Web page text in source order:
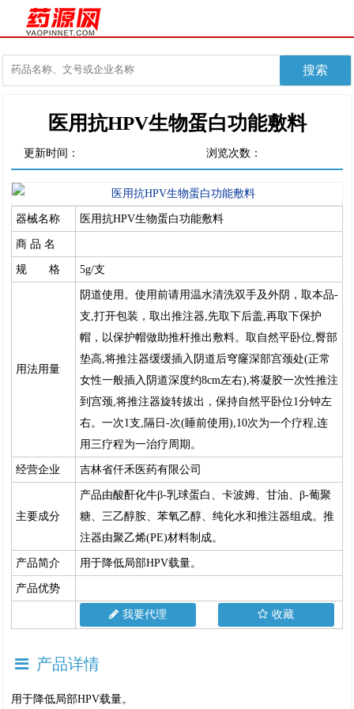
医用抗HPV生物蛋白功能敷料
更新时间： 浏览次数：
器械名称 医用抗HPV生物蛋白功能敷料
商 品 名
规 格 5g/支
用法用量
阴道使用。使用前请用温水清洗双手及外阴，取本品-
支,打开包装，取出推注器,先取下后盖,再取下保护
帽，以保护帽做助推杆推出敷料。取自然平卧位,臀部
垫高,将推注器缓缓插入阴道后穹窿深部宫颈处(正常
女性一般插入阴道深度约8cm左右),将凝胶一次性推注
到宫颈,将推注器旋转拔出，保持自然平卧位1分钟左
右。一次1支,隔日-次(睡前使用),10次为一个疗程,连
用三疗程为一治疗周期。
经营企业 吉林省仟禾医药有限公司
主要成分
产品由酸酐化牛β-乳球蛋白、卡波姆、甘油、β-葡聚
糖、三乙醇胺、苯氧乙醇、纯化水和推注器组成。推
注器由聚乙烯(PE)材料制成。
产品简介 用于降低局部HPV载量。
产品优势
我要代理 收藏
产品详情
用于降低局部HPV载量。